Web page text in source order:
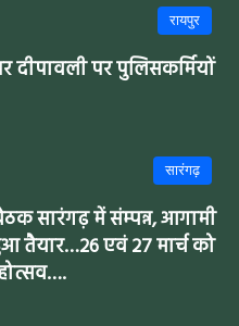
रायपुर
दीपावली पर पुलिसकर्मियों
सारंगढ़
सारंगढ़ में संम्पन्न, आगामी
तैयार…26 एवं 27 मार्च को